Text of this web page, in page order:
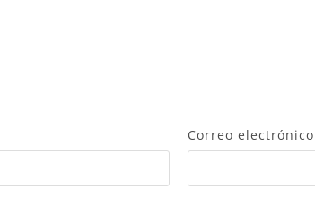
Correo electrónico